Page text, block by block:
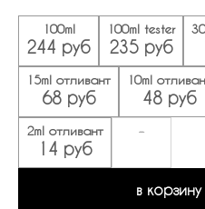
100ml
244 руб
100ml tester
235 руб
15ml отливант
68 руб
10ml
48 руб
2ml отливант
14 руб
-
в корзину